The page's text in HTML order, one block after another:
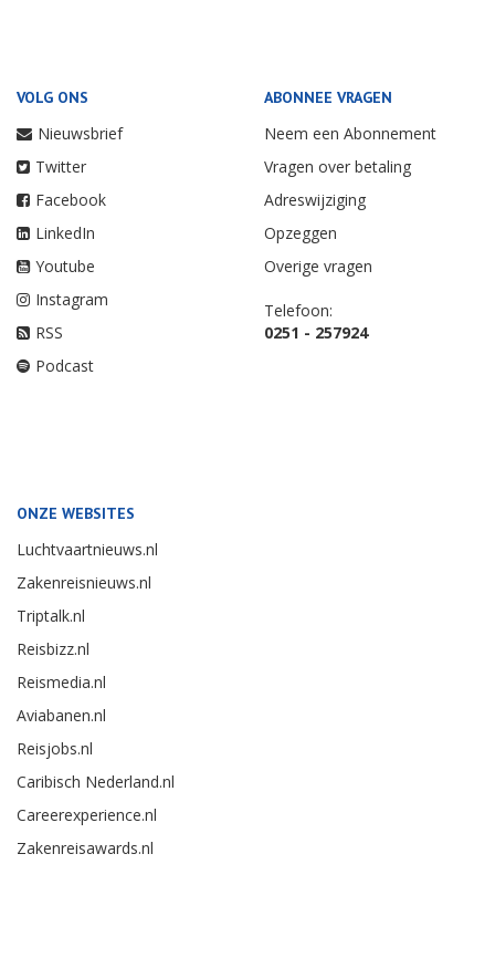
VOLG ONS
Nieuwsbrief
Twitter
Facebook
LinkedIn
Youtube
Instagram
RSS
Podcast
ABONNEE VRAGEN
Neem een Abonnement
Vragen over betaling
Adreswijziging
Opzeggen
Overige vragen
Telefoon:
0251 - 257924
ONZE WEBSITES
Luchtvaartnieuws.nl
Zakenreisnieuws.nl
Triptalk.nl
Reisbizz.nl
Reismedia.nl
Aviabanen.nl
Reisjobs.nl
Caribisch Nederland.nl
Careerexperience.nl
Zakenreisawards.nl